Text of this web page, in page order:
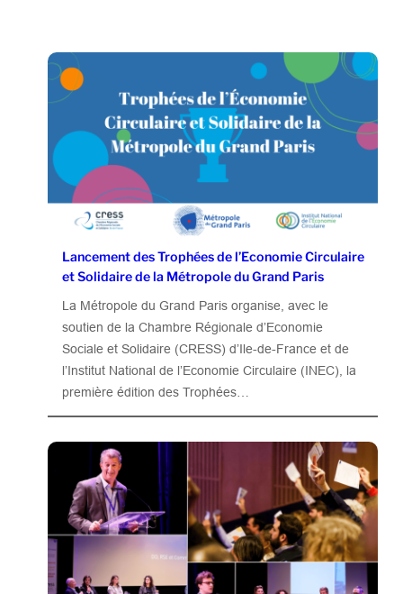
Lancement des Trophées de l’Economie Circulaire
et Solidaire de la Métropole du Grand Paris
La Métropole du Grand Paris organise, avec le
soutien de la Chambre Régionale d’Economie
Sociale et Solidaire (CRESS) d’Ile-de-France et de
l’Institut National de l’Economie Circulaire (INEC), la
première édition des Trophées…